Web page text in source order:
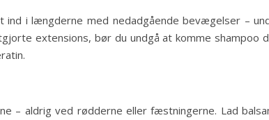
i længderne med nedadgående bevægelser –
extensions, bør du undgå at komme shampoo
– aldrig ved rødderne eller fæstningerne. Lad